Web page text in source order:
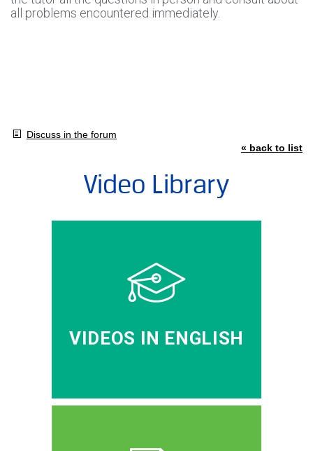
all problems encountered immediately.
Discuss in the forum
« back to list
Video Library
VIDEOS IN ENGLISH